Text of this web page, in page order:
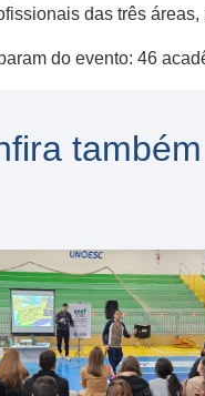
das três
do evento: 46
também